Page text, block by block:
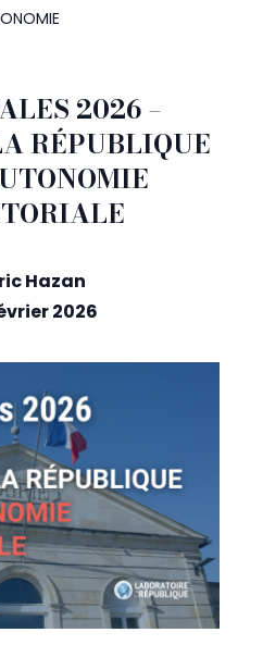
2026 –
RÉPUBLIQUE
Hazan
2026